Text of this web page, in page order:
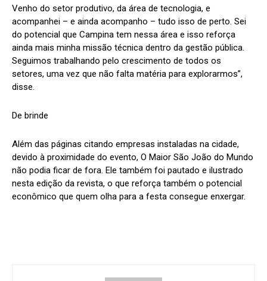
Venho do setor produtivo, da área de tecnologia, e
acompanhei – e ainda acompanho – tudo isso de perto. Sei
do potencial que Campina tem nessa área e isso reforça
ainda mais minha missão técnica dentro da gestão pública.
Seguimos trabalhando pelo crescimento de todos os
setores, uma vez que não falta matéria para explorarmos”,
disse.
De brinde
Além das páginas citando empresas instaladas na cidade,
devido à proximidade do evento, O Maior São João do Mundo
não podia ficar de fora. Ele também foi pautado e ilustrado
nesta edição da revista, o que reforça também o potencial
econômico que quem olha para a festa consegue enxergar.